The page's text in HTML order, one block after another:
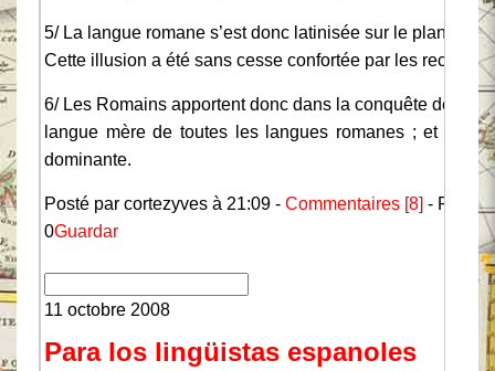
5/ La langue romane s’est donc latinisée sur le plan
Cette illusion a été sans cesse confortée par les
6/ Les Romains apportent donc dans la conquête de
langue mère de toutes les langues romanes ; et le
dominante.
Posté par cortezyves à 21:09 - Commentaires [8] -
0Guardar
11 octobre 2008
Para los lingüistas espanoles